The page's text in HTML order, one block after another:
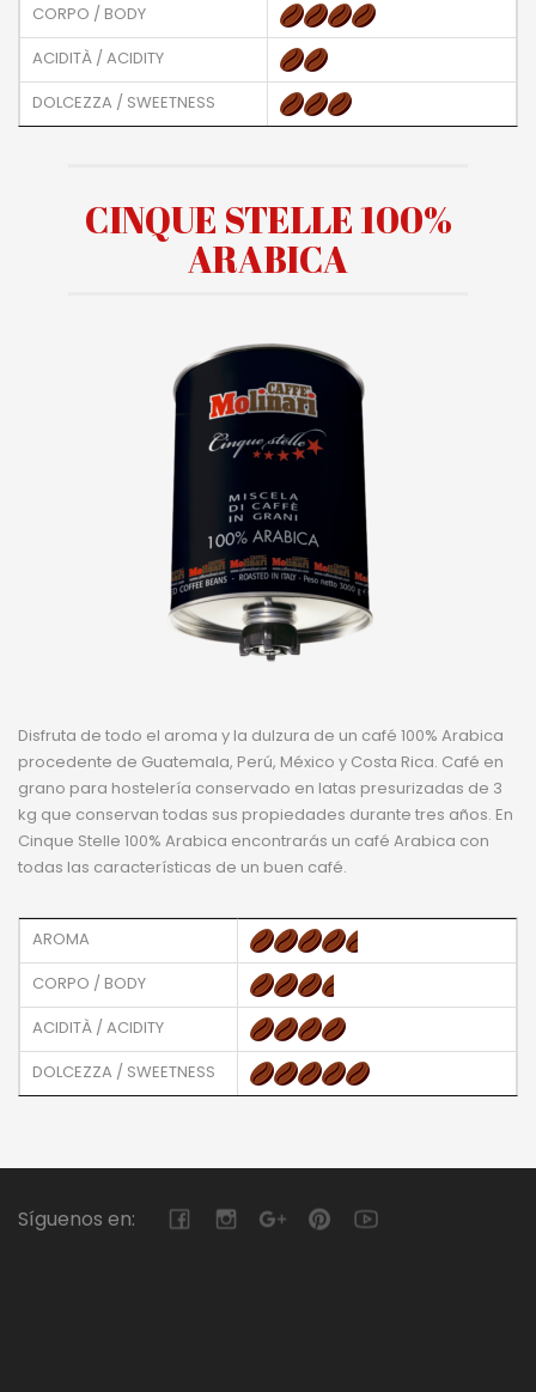
CORPO / BODY
ACIDITÀ / ACIDITY
DOLCEZZA / SWEETNESS
CINQUE STELLE 100%
ARABICA
Disfruta de todo el aroma y la dulzura de un café 100% Arabica
procedente de Guatemala, Perú, México y Costa Rica. Café en
grano para hostelería conservado en latas presurizadas de 3
kg que conservan todas sus propiedades durante tres años. En
Cinque Stelle 100% Arabica encontrarás un café Arabica con
todas las características de un buen café.
AROMA
CORPO / BODY
ACIDITÀ / ACIDITY
DOLCEZZA / SWEETNESS
Síguenos en: